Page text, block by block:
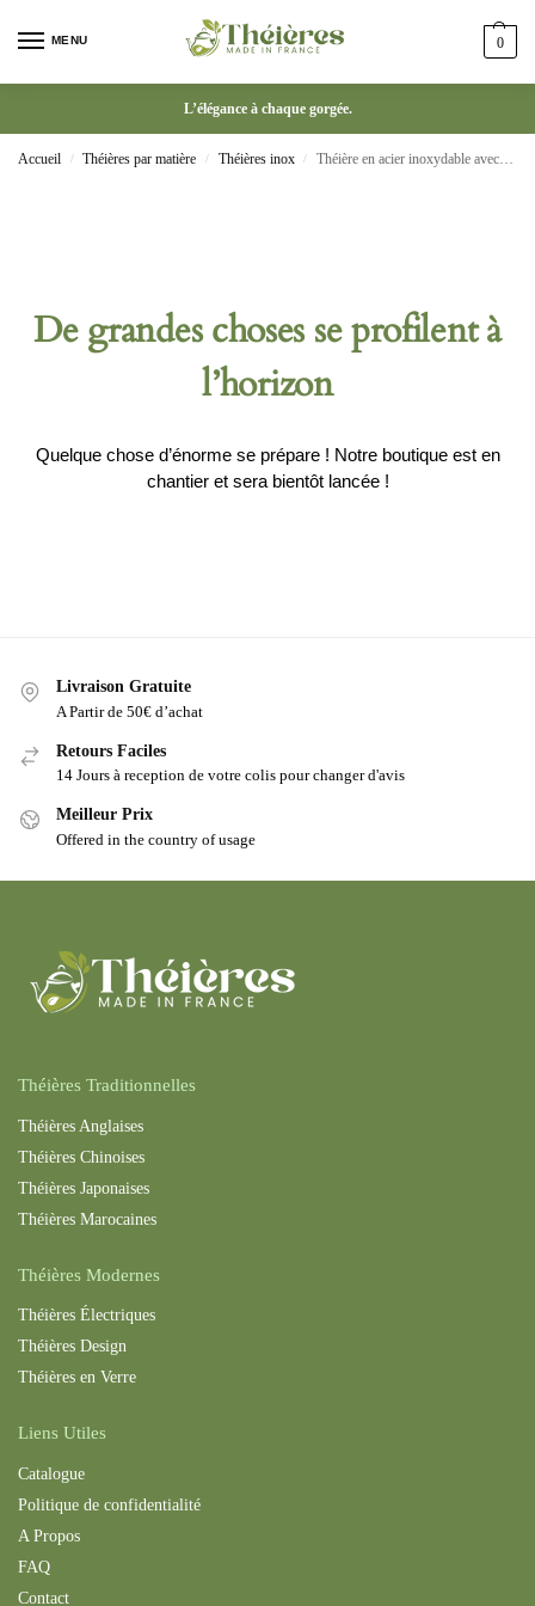
MENU 0
L’élégance à chaque gorgée.
Accueil / Théières par matière / Théières inox / Théière en acier inoxydable avec filtre bouilloire à thé cuisine 2L
De grandes choses se profilent à
l’horizon
Quelque chose d’énorme se prépare ! Notre boutique est en
chantier et sera bientôt lancée !
Livraison Gratuite
A Partir de 50€ d’achat
Retours Faciles
14 Jours à reception de votre colis pour changer d'avis
Meilleur Prix
Offered in the country of usage
Théières Traditionnelles
Théières Anglaises
Théières Chinoises
Théières Japonaises
Théières Marocaines
Théières Modernes
Théières Électriques
Théières Design
Théières en Verre
Liens Utiles
Catalogue
Politique de confidentialité
A Propos
FAQ
Contact